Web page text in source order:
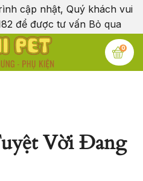
cập nhật, Quý khách vui
để được tư vấn Bỏ qua
0
Vời Đang